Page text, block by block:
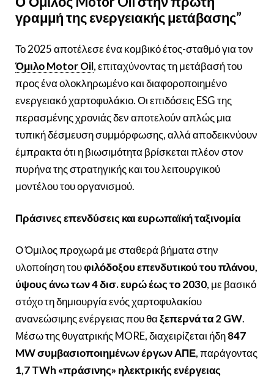
γραμμή της ενεργειακής μετάβασης”
Το 2025 αποτέλεσε ένα κομβικό έτος-σταθμό για τον
Όμιλο Motor Oil, επιταχύνοντας τη μετάβασή του
προς ένα ολοκληρωμένο και διαφοροποιημένο
ενεργειακό χαρτοφυλάκιο. Οι επιδόσεις ESG της
περασμένης χρονιάς δεν αποτελούν απλώς μια
τυπική δέσμευση συμμόρφωσης, αλλά αποδεικνύουν
έμπρακτα ότι η βιωσιμότητα βρίσκεται πλέον στον
πυρήνα της στρατηγικής και του λειτουργικού
μοντέλου του οργανισμού.
Πράσινες επενδύσεις και ευρωπαϊκή ταξινομία
Ο Όμιλος προχωρά με σταθερά βήματα στην
υλοποίηση τουφιλόδοξου επενδυτικού του πλάνου,
ύψους άνω των 4 δισ. ευρώ έως το 2030, με βασικό
στόχο τη δημιουργία ενός χαρτοφυλακίου
ανανεώσιμης ενέργειας που θαξεπερνά τα 2 GW.
Μέσω της θυγατρικής MORE, διαχειρίζεται ήδη847
MW συμβασιοποιημένων έργων ΑΠΕ, παράγοντας
1,7 TWh «πράσινης» ηλεκτρικής ενέργειας